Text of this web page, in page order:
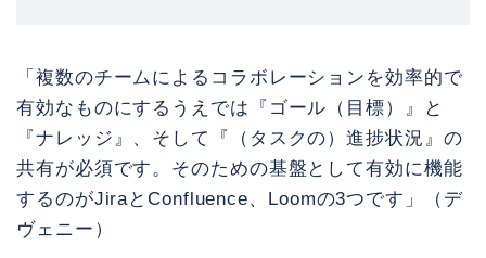
「複数のチームによるコラボレーションを効率的で
有効なものにするうえでは『ゴール（目標）』と
『ナレッジ』、そして『（タスクの）進捗状況』の
共有が必須です。そのための基盤として有効に機能
するのがJiraとConfluence、Loomの3つです」（デ
ヴェニー）